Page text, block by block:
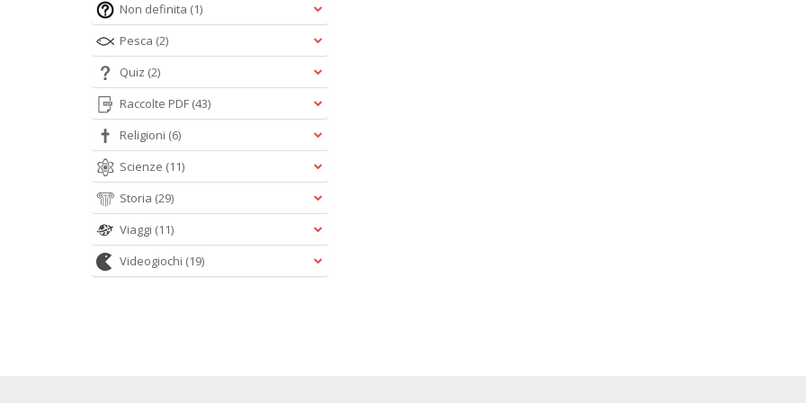
Non definita (1)
Pesca (2)
Quiz (2)
Raccolte PDF (43)
Religioni (6)
Scienze (11)
Storia (29)
Viaggi (11)
Videogiochi (19)